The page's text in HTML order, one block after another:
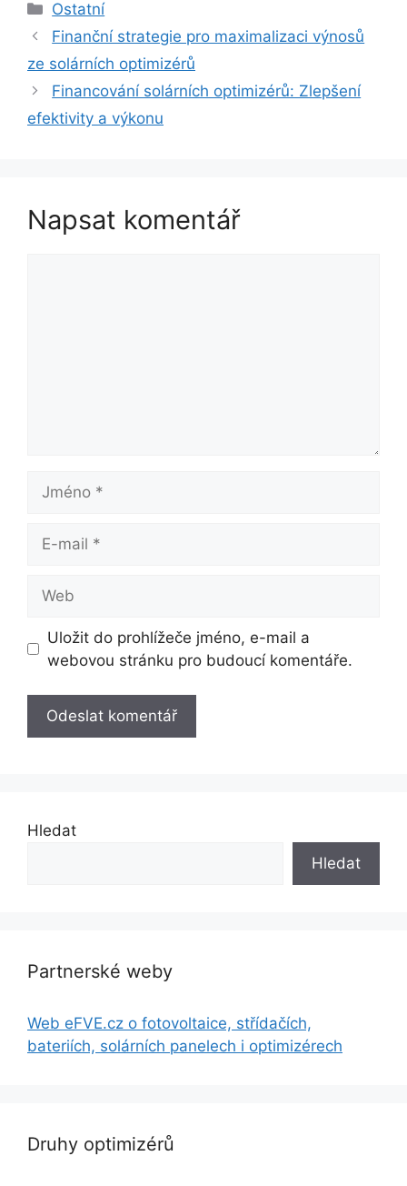
Rubriky
Ostatní
Finanční strategie pro maximalizaci výnosů
ze solárních optimizérů
Financování solárních optimizérů: Zlepšení
efektivity a výkonu
Napsat komentář
Jméno
mail
Uložit do prohlížeče jméno, e-mail a
webovou stránku pro budoucí komentáře.
Hledat
Hledat
Partnerské weby
Web eFVE.cz o fotovoltaice, střídačích,
bateriích, solárních panelech i optimizérech
Druhy optimizérů